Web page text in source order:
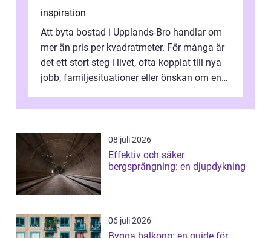
inspiration
Att byta bostad i Upplands-Bro handlar om
mer än pris per kvadratmeter. För många är
det ett stort steg i livet, ofta kopplat till nya
jobb, familjesituationer eller önskan om en
08 juli 2026
Effektiv och säker
bergsprängning: en djupdykning
06 juli 2026